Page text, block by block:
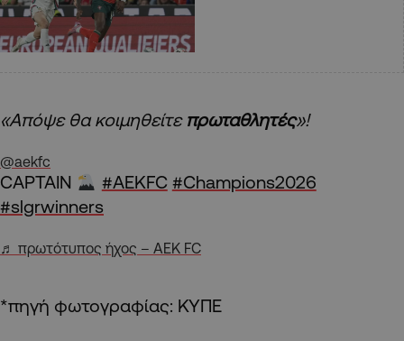
«Απόψε θα κοιμηθείτε πρωταθλητές»!
@aekfc
CAPTAIN #AEKFC #Champions2026
#slgrwinners
♬ πρωτότυπος ήχος – AEK FC
*πηγή φωτογραφίας: ΚΥΠΕ